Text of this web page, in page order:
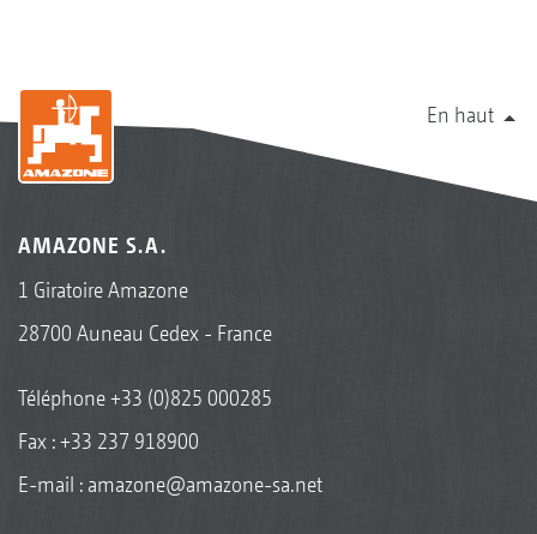
En haut
AMAZONE S.A.
1 Giratoire Amazone
28700 Auneau Cedex - France
Téléphone+33 (0)825 000285
Fax : +33 237 918900
E-mail : amazone@amazone-sa.net